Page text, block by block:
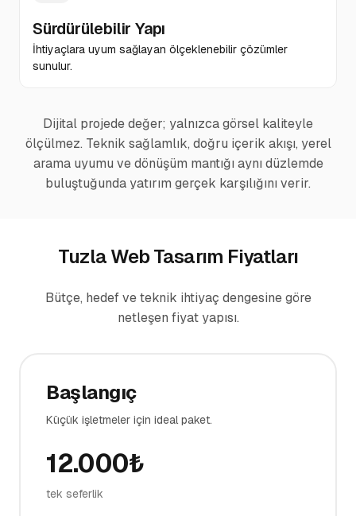
Sürdürülebilir Yapı
İhtiyaçlara uyum sağlayan ölçeklenebilir çözümler
sunulur.
Dijital projede değer; yalnızca görsel kaliteyle
ölçülmez. Teknik sağlamlık, doğru içerik akışı, yerel
arama uyumu ve dönüşüm mantığı aynı düzlemde
buluştuğunda yatırım gerçek karşılığını verir.
Tuzla Web Tasarım Fiyatları
Bütçe, hedef ve teknik ihtiyaç dengesine göre
netleşen fiyat yapısı.
Başlangıç
Küçük işletmeler için ideal paket.
12.000₺
tek seferlik